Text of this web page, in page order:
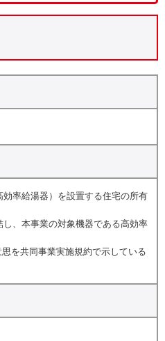
率給湯器）を設置する住宅の所有
、本事業の対象機器である高効率
を共同事業実施規約で示している